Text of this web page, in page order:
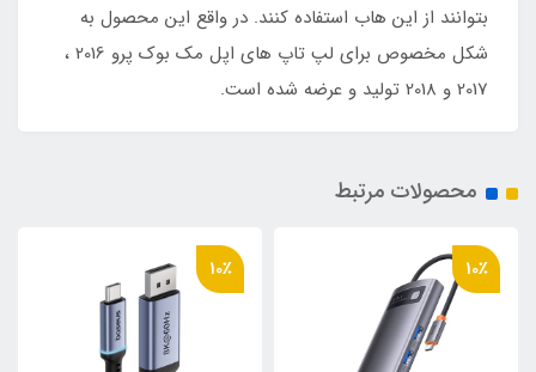
بتوانند از این هاب استفاده کنند. در واقع این محصول به
شکل مخصوص برای لپ تاپ های اپل مک بوک پرو 2016 ،
2017 و 2018 تولید و عرضه شده است.
محصولات مرتبط
10٪ 10٪